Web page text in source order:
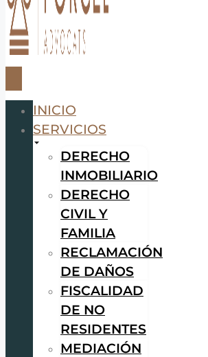
INICIO
SERVICIOS
DERECHO
INMOBILIARIO
DERECHO
CIVIL Y
FAMILIA
RECLAMACIÓN
DE DAÑOS
FISCALIDAD
DE NO
RESIDENTES
MEDIACIÓN